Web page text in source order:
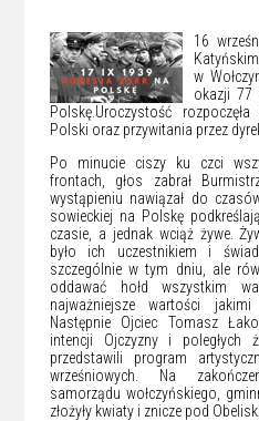
16
w
okazji 77
Polskę.Uroczystość
Polski oraz przywitania przez
Po minucie ciszy ku czci
frontach, głos zabrał
wystąpieniu nawiązał do
sowieckiej na Polskę
czasie, a jednak wciąż żywe.
było ich uczestnikiem i
szczególnie w tym dniu, ale
oddawać hołd wszystkim
najważniejsze wartości
Następnie Ojciec Tomasz
intencji Ojczyzny i poległych
przedstawili program
wrześniowych. Na
samorządu wołczyńskiego,
złożyły kwiaty i znicze pod